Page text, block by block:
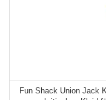
Fun Shack Union Jack